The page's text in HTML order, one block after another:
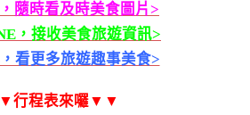
隨時看及時美食圖片>
，接收美食旅遊資訊>
看更多旅遊趣事美食>
行程表來囉▼▼